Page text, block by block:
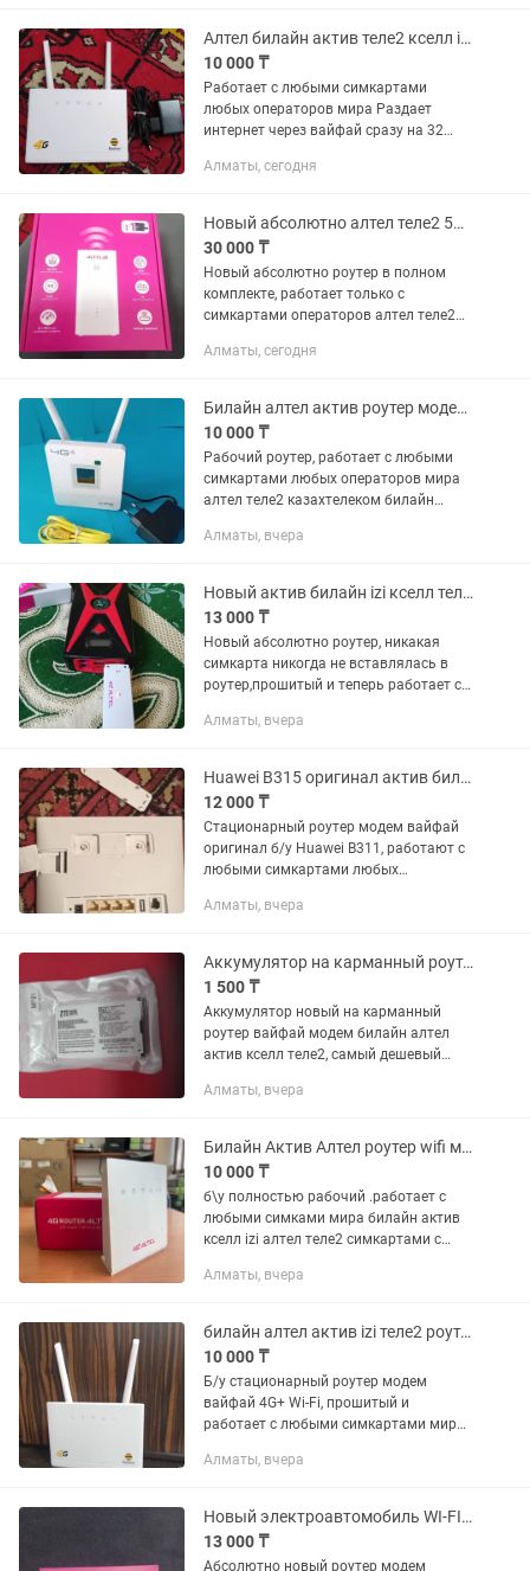
Алтел билайн актив теле2 кселл izi роутер модем
10 000 ₸
Работает с любыми симкартами
любых операторов мира Раздает
интернет через вайфай сразу на 32
выход LAN RG45 Регистрация
тариф сами...
Алматы, сегодня
Новый абсолютно алтел теле2 5G 4G Wi-Fi роутер модем
30 000 ₸
Новый абсолютно роутер в полном
комплекте, работает только с
симкартами операторов алтел теле2
модема, симкарта никогда не
Алматы, сегодня
Билайн алтел актив роутер модем вайфай стационарный
10 000 ₸
Рабочий роутер, работает с любыми
симкартами любых операторов мира
алтел теле2 казахтелеком билайн
вайфай сразу на 32 устройства
Алматы, вчера
Новый актив билайн izi кселл теле2 алтел роутер модем вайфай usb 4G
13 000 ₸
Новый абсолютно роутер, никакая
симкарта никогда не вставлялась в
роутер,прошитый и теперь работает с
операторов мира билайн актив кселл
Алматы, вчера
Huawei B315 оригинал актив билайн алтел роутер модем вайфай 4G Wi-Fi
12 000 ₸
Стационарный роутер модем вайфай
оригинал б/у Huawei B311, работают с
любыми симкартами любых
казахтелеком билайн актив кселл izi и
Алматы, вчера
Аккумулятор на карманный роутер алтел билайн актив теле2
1 500 ₸
Аккумулятор новый на карманный
роутер вайфай модем билайн алтел
актив кселл теле2, самый дешевый
модели Звоните круглосуточно,
Алматы, вчера
Билайн Актив Алтел роутер wifi модем 4G до 150мб.сек
10 000 ₸
б\у полностью рабочий .работает с
любыми симками мира билайн актив
кселл izi алтел теле2 симкартами с
сек, по стандарту 4G+ CPE можно
Алматы, вчера
билайн алтел актив izi теле2 роутер модем 4G
10 000 ₸
Б/у стационарный роутер модем
вайфай 4G+ Wi-Fi, прошитый и
работает с любыми симкартами мира -
казахтелеком, раздает интернет через
Алматы, вчера
Новый электроавтомобиль WI-FI usb роутер модем билайн актив алтел izi 4G
13 000 ₸
Абсолютно новый роутер модем